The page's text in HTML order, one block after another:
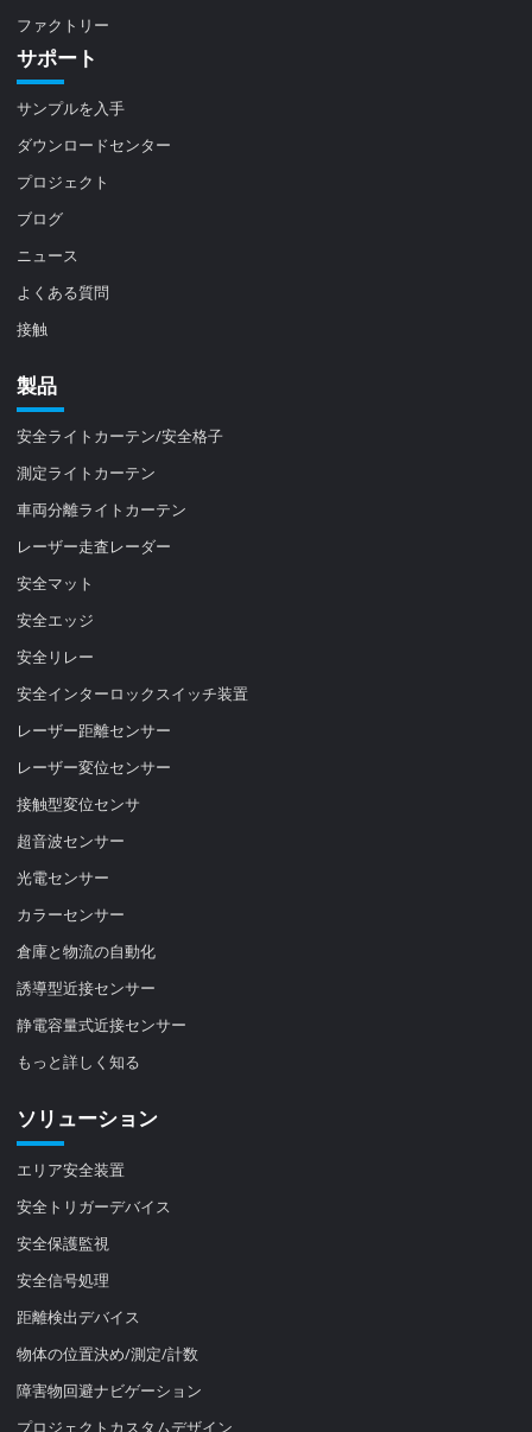
ファクトリー
サポート
サンプルを入手
ダウンロードセンター
プロジェクト
ブログ
ニュース
よくある質問
接触
製品
安全ライトカーテン/安全格子
測定ライトカーテン
車両分離ライトカーテン
レーザー走査レーダー
安全マット
安全エッジ
安全リレー
安全インターロックスイッチ装置
レーザー距離センサー
レーザー変位センサー
接触型変位センサ
超音波センサー
光電センサー
カラーセンサー
倉庫と物流の自動化
誘導型近接センサー
静電容量式近接センサー
もっと詳しく知る
ソリューション
エリア安全装置
安全トリガーデバイス
安全保護監視
安全信号処理
距離検出デバイス
物体の位置決め/測定/計数
障害物回避ナビゲーション
プロジェクトカスタムデザイン